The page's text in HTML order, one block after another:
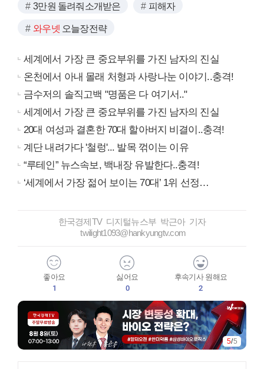
3만원 돌려줘소개받은 피해자
와우넷 오늘장전략
세계에서 가장 큰 중요부위를 가진 남자의 진실
온천에서 아내 몰래 처형과 사랑나눈 이야기..충격!
금수저의 솔직고백 "명품은 다 여기서.."
세계에서 가장 큰 중요부위를 가진 남자의 진실
20대 여성과 결혼한 70대 할아버지 비결이..충격!
계단 내려가다 '철렁'... 발목 꺾이는 이유
“루테인” 뉴스속보, 백내장 유발한다..충격!
‘세계에서 가장 젊어 보이는 70대’ 1위 선정…
한국경제TV 디지털뉴스부 박근아 기자
twilight1093@hankyungtv.com
좋아요
1
싫어요
0
후속기사 원해요
2
5/5